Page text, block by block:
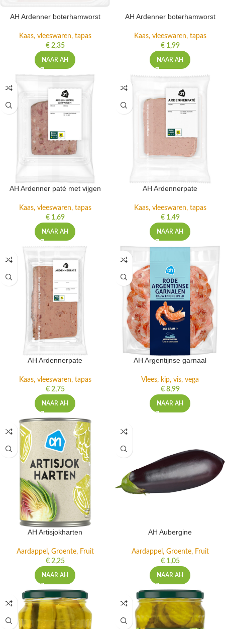
AH Ardenner boterhamworst
Kaas, vleeswaren, tapas
€2,35
NAAR AH
AH Ardenner boterhamworst
Kaas, vleeswaren, tapas
€1,99
NAAR AH
AH Ardenner paté met vijgen
Kaas, vleeswaren, tapas
€1,69
NAAR AH
AH Ardennerpate
Kaas, vleeswaren, tapas
€1,49
NAAR AH
AH Ardennerpate
Kaas, vleeswaren, tapas
€2,75
NAAR AH
AH Argentijnse garnaal
Vlees, kip, vis, vega
€8,99
NAAR AH
AH Artisjokharten
Aardappel, Groente, Fruit
€2,25
NAAR AH
AH Aubergine
Aardappel, Groente, Fruit
€1,05
NAAR AH